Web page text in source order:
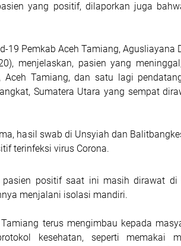
yang positif, dilaporkan juga
19 Pemkab Aceh Tamiang, Agusliayana
menjelaskan, pasien yang
Aceh Tamiang, dan satu lagi
Sumatera Utara yang sempat
hasil swab di Unsyiah dan
terinfeksi virus Corona.
pasien positif saat ini masih dirawat di
menjalani isolasi mandiri.
terus mengimbau kepada
kesehatan, seperti memakai